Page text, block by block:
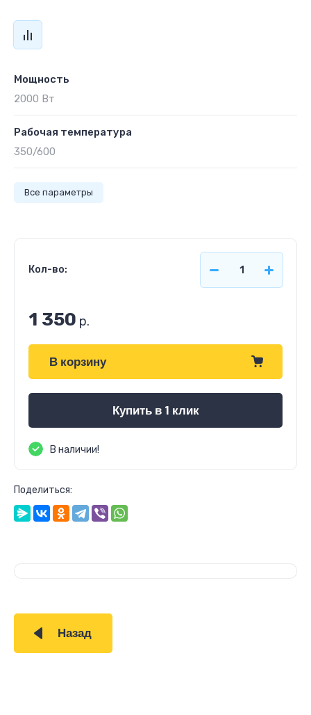
Мощность
2000 Вт
Рабочая температура
350/600
Все параметры
Кол-во:
1 350 р.
В корзину
Купить в 1 клик
В наличии!
Поделиться:
Назад